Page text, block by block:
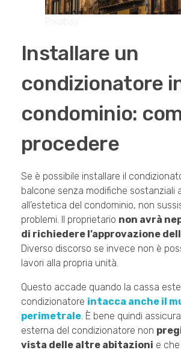
Installare un
condizionatore
condominio:
procedere
Se è possibile installare il
balcone senza modifiche sostanziali
all’estetica del condominio, non
problemi. Il proprietario non avrà
di richiedere l’approvazione
Diverso discorso se invece non è
lavori alla propria unità.
Questo accade quando la cassa
condizionatore intacca anche il
perimetrale. È bene quindi
esterna del condizionatore non
vista delle altre abitazioni e